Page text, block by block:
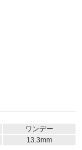
光なら全然いけ
リアコンタクトで
横幅約3cmです👀
ワンデー
13.3mm